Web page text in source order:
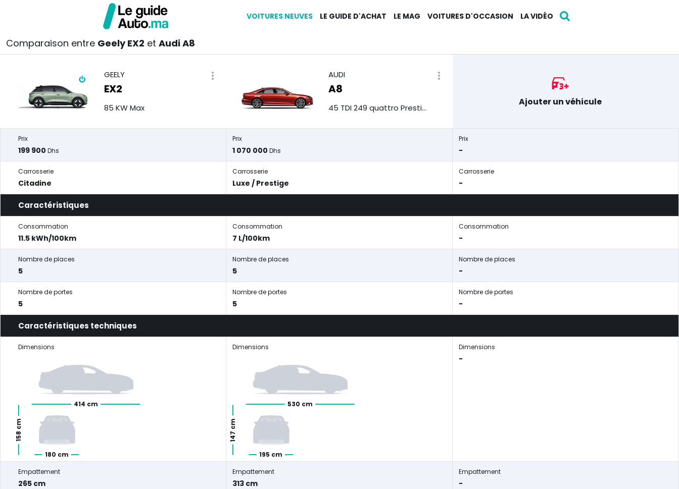
VOITURES NEUVES LE GUIDE D'ACHAT LE MAG VOITURES D'OCCASION LA VIDÉO
Comparaison entre Geely EX2 et Audi A8
GEELY
EX2
85 KW Max
AUDI
A8
45 TDI 249 quattro Prestige
Ajouter un véhicule
Prix
199 900 Dhs
Prix
1 070 000 Dhs
Prix
-
Carrosserie
Citadine
Carrosserie
Luxe / Prestige
Carrosserie
-
Caractéristiques
Consommation
11.5 kWh/100km
Consommation
7 L/100km
Consommation
-
Nombre de places
5
Nombre de places
5
Nombre de places
-
Nombre de portes
5
Nombre de portes
5
Nombre de portes
-
Caractéristiques techniques
Dimensions
414 cm
180 cm
158 cm
Dimensions
530 cm
195 cm
147 cm
Dimensions
-
Empattement
265 cm
Empattement
313 cm
Empattement
-